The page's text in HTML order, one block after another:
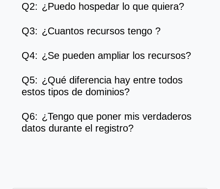
Q2: ¿Puedo hospedar lo que quiera?
Q3: ¿Cuantos recursos tengo ?
Q4: ¿Se pueden ampliar los recursos?
Q5: ¿Qué diferencia hay entre todos
estos tipos de dominios?
Q6: ¿Tengo que poner mis verdaderos
datos durante el registro?